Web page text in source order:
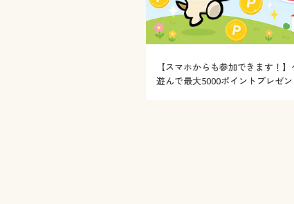
【スマホからも参加できます！
遊んで最大5000ポイントプレゼン